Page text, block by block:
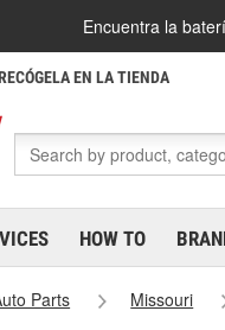
Encuentra la
EN LA TIENDA
HOW TO
Parts Missouri